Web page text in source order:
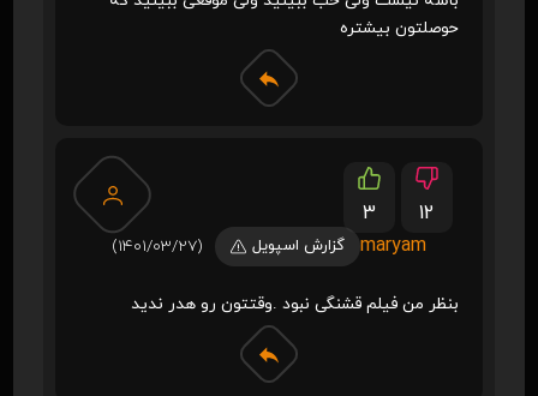
حوصلتون بیشتره
3
12
maryam
گزارش اسپویل (1401/03/27)
بنظر من فیلم قشنگی نبود .وقتتون رو هدر ندید